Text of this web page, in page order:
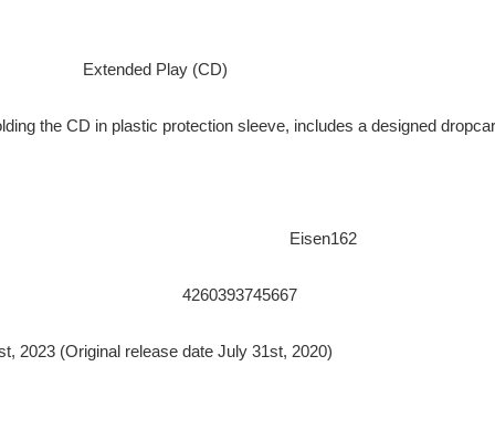
Extended Play (CD)
the CD in plastic protection sleeve, includes a designed
Eisen162
4260393745667
2023 (Original release date July 31st, 2020)